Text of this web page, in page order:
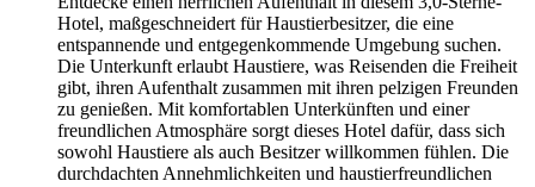
Hotel, maßgeschneidert für Haustierbesitzer, die eine
entspannende und entgegenkommende Umgebung suchen.
Die Unterkunft erlaubt Haustiere, was Reisenden die Freiheit
gibt, ihren Aufenthalt zusammen mit ihren pelzigen Freunden
zu genießen. Mit komfortablen Unterkünften und einer
freundlichen Atmosphäre sorgt dieses Hotel dafür, dass sich
sowohl Haustiere als auch Besitzer willkommen fühlen. Die
durchdachten Annehmlichkeiten und haustierfreundlichen